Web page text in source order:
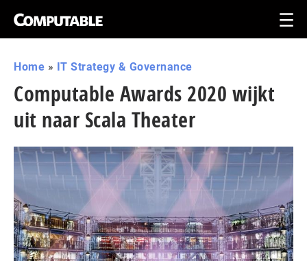
Home » IT Strategy & Governance
Computable Awards 2020 wijkt
uit naar Scala Theater